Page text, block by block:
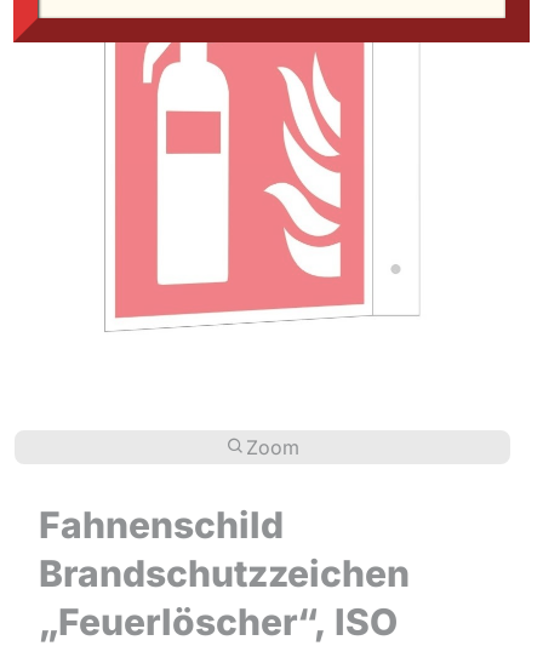
Zoom
Fahnenschild
Brandschutzzeichen
„Feuerlöscher“, ISO